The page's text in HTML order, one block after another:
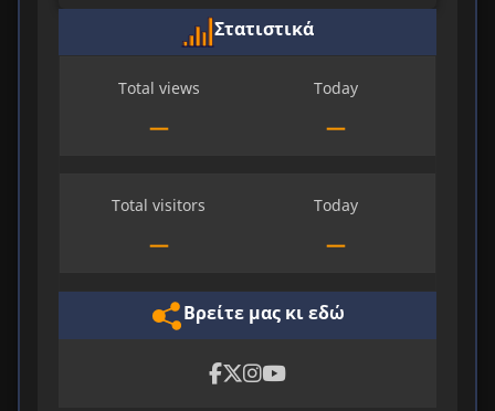
Στατιστικά
Total views
—
Today
—
Total visitors
—
Today
—
Βρείτε μας κι εδώ